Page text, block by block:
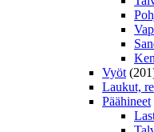
Vyöt
Laukut,
Päähineet